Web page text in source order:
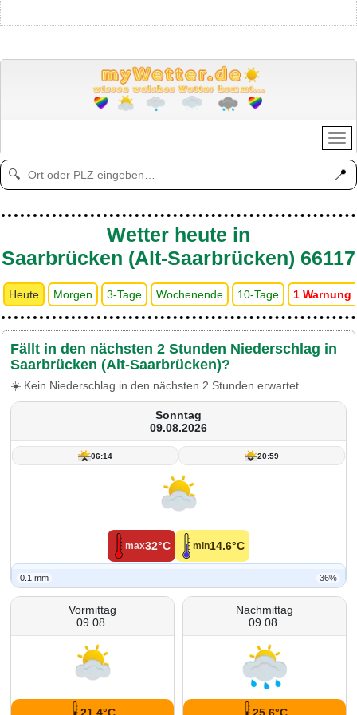
🔍 📍
Wetter heute in
Saarbrücken (Alt-Saarbrücken) 66117
Heute Morgen 3-Tage Wochenende 10-Tage 1 Warnung
Fällt in den nächsten 2 Stunden Niederschlag in
Saarbrücken (Alt-Saarbrücken)?
☀️ Kein Niederschlag in den nächsten 2 Stunden erwartet.
Sonntag
09.08.2026
06:14 20:59
max32°C min14.6°C
0.1 mm 36%
Vormittag
09.08.
Nachmittag
09.08.